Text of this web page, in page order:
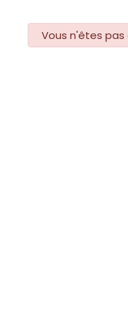
danger
Vous n'êtes